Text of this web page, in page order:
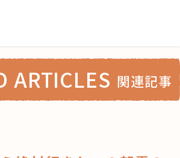
ARTICLES 関連記事